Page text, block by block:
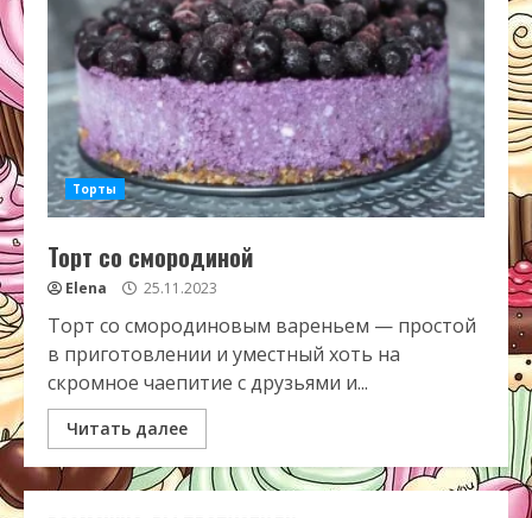
Торты
Торт со смородиной
Elena 25.11.2023
Торт со смородиновым вареньем — простой
в приготовлении и уместный хоть на
скромное чаепитие с друзьями и...
Читать далее